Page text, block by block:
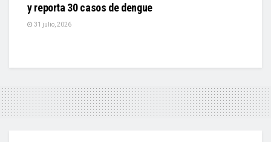
y reporta 30 casos de dengue
31 julio, 2026